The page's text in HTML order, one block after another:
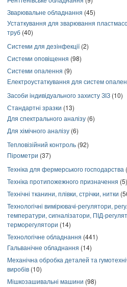
Зварювальне обладнання (45)
Устаткування для зварювання
труб (40)
Системи для дезінфекції(2)
Системи оповіщення (98)
Системи опалення (9)
Електроустаткування для систем
Засоби індивідуального захисту ЗІЗ (10)
Стандартні зразки (13)
Для спектрального аналізу (6)
Для хімічного аналізу (6)
Тепловізійний контроль (92)
Пірометри (37)
Техніка для фермерського господарства
Техніка протипожежного призначення (5)
Технічні тканини, плівки, стрічки, нитки
Технологічні вимірювачі-регулятори,
температури, сигналізатори, ПІД-
терморегулятори (14)
Технологічне обладнання (441)
Гальванічне обладнання (14)
Механічна обробка деталей та
виробів (10)
Мішкозашивальні машини (98)